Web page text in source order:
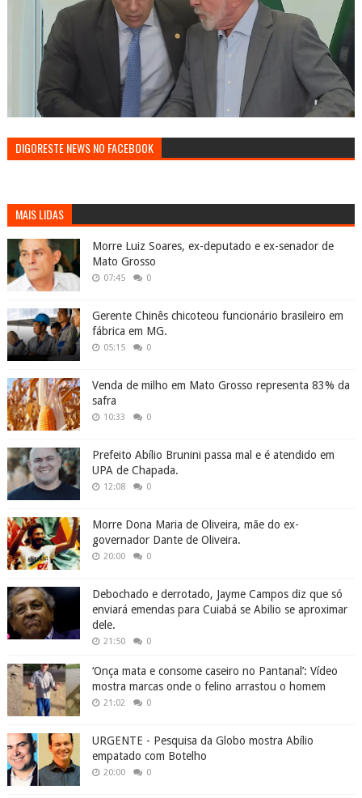
DIGORESTE NEWS NO FACEBOOK
MAIS LIDAS
Morre Luiz Soares, ex-deputado e ex-senador de
Mato Grosso
07:45 0
Gerente Chinês chicoteou funcionário brasileiro em
fábrica em MG.
05:15 0
Venda de milho em Mato Grosso representa 83% da
safra
10:33 0
Prefeito Abílio Brunini passa mal e é atendido em
UPA de Chapada.
12:08 0
Morre Dona Maria de Oliveira, mãe do ex-
governador Dante de Oliveira.
20:00 0
Debochado e derrotado, Jayme Campos diz que só
enviará emendas para Cuiabá se Abilio se aproximar
dele.
21:50 0
‘Onça mata e consome caseiro no Pantanal’: Vídeo
mostra marcas onde o felino arrastou o homem
21:02 0
URGENTE - Pesquisa da Globo mostra Abílio
empatado com Botelho
20:00 0